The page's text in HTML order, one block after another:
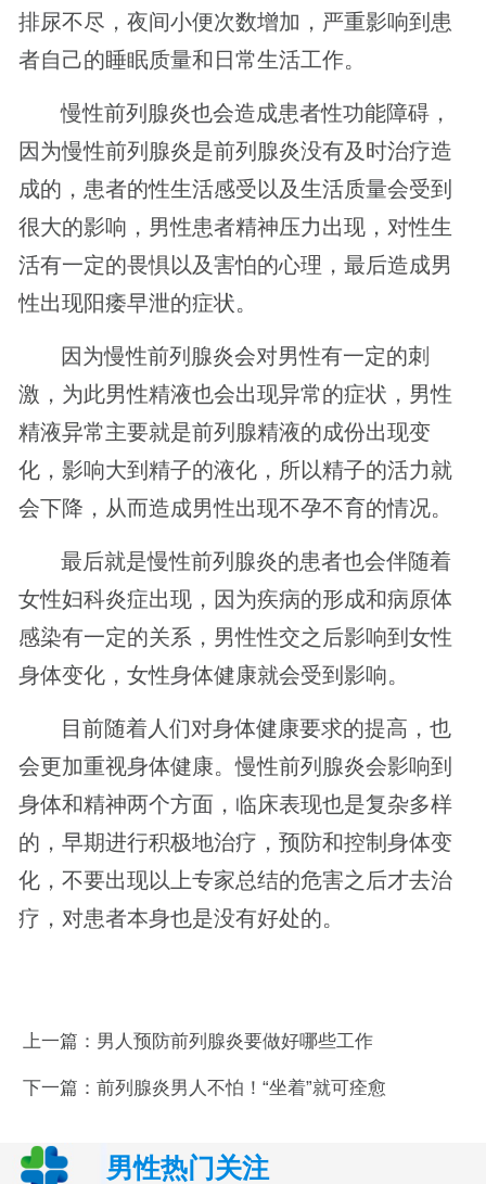
排尿不尽，夜间小便次数增加，严重影响到患
者自己的睡眠质量和日常生活工作。
慢性前列腺炎也会造成患者性功能障碍，
因为慢性前列腺炎是前列腺炎没有及时治疗造
成的，患者的性生活感受以及生活质量会受到
很大的影响，男性患者精神压力出现，对性生
活有一定的畏惧以及害怕的心理，最后造成男
性出现阳痿早泄的症状。
因为慢性前列腺炎会对男性有一定的刺
激，为此男性精液也会出现异常的症状，男性
精液异常主要就是前列腺精液的成份出现变
化，影响大到精子的液化，所以精子的活力就
会下降，从而造成男性出现不孕不育的情况。
最后就是慢性前列腺炎的患者也会伴随着
女性妇科炎症出现，因为疾病的形成和病原体
感染有一定的关系，男性性交之后影响到女性
身体变化，女性身体健康就会受到影响。
目前随着人们对身体健康要求的提高，也
会更加重视身体健康。慢性前列腺炎会影响到
身体和精神两个方面，临床表现也是复杂多样
的，早期进行积极地治疗，预防和控制身体变
化，不要出现以上专家总结的危害之后才去治
疗，对患者本身也是没有好处的。
上一篇： 男人预防前列腺炎要做好哪些工作
下一篇： 前列腺炎男人不怕！“坐着”就可痊愈
男性热门关注